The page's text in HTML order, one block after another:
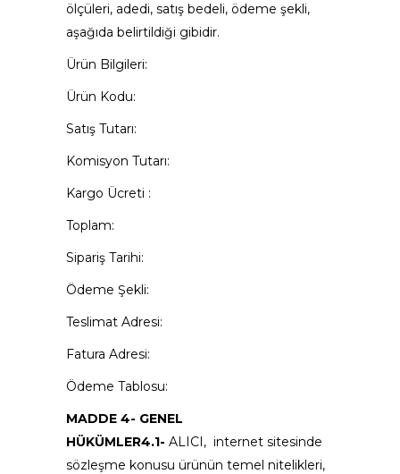
ölçüleri, adedi, satış bedeli, ödeme şekli,
aşağıda belirtildiği gibidir.
Ürün Bilgileri:
Ürün Kodu:
Satış Tutarı:
Komisyon Tutarı:
Kargo Ücreti :
Toplam:
Sipariş Tarihi:
Ödeme Şekli:
Teslimat Adresi:
Fatura Adresi:
Ödeme Tablosu:
MADDE 4- GENEL
HÜKÜMLER4.1- ALICI, internet sitesinde
sözleşme konusu ürünün temel nitelikleri,